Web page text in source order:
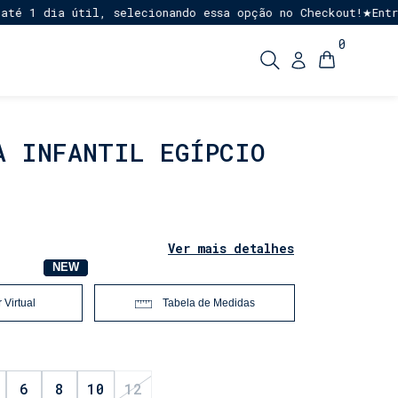
dia útil, selecionando essa opção no Checkout!★
0
INFANTIL EGÍPCIO
Ver mais detalhes
Virtual
NOVO
NEW
Tabela de Medidas
6 8 10 12